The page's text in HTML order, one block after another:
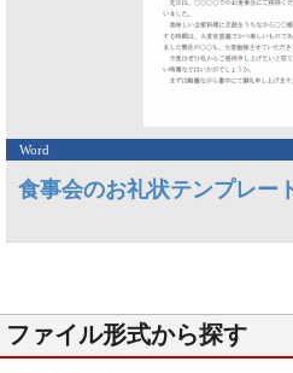
Word
食事会のお礼状テンプレー
ファイル形式から探す